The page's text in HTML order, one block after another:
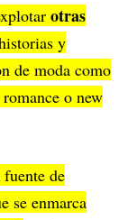
otras
y
de moda como
o new
de
se enmarca